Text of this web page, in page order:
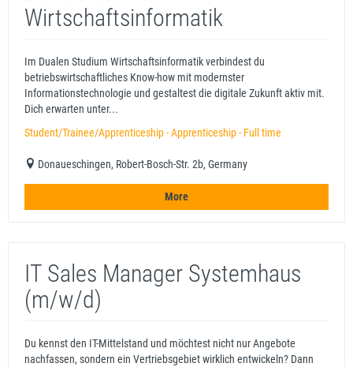
Wirtschaftsinformatik
Im Dualen Studium Wirtschaftsinformatik verbindest du
betriebswirtschaftliches Know-how mit modernster
Informationstechnologie und gestaltest die digitale Zukunft aktiv mit.
Dich erwarten unter...
Student/Trainee/Apprenticeship - Apprenticeship - Full time
Donaueschingen, Robert-Bosch-Str. 2b, Germany
More
IT Sales Manager Systemhaus
(m/w/d)
Du kennst den IT-Mittelstand und möchtest nicht nur Angebote
nachfassen, sondern ein Vertriebsgebiet wirklich entwickeln? Dann